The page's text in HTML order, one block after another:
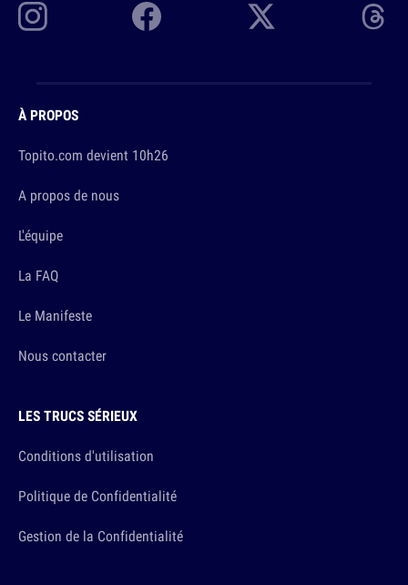
À PROPOS
Topito.com devient 10h26
A propos de nous
L'équipe
La FAQ
Le Manifeste
Nous contacter
LES TRUCS SÉRIEUX
Conditions d'utilisation
Politique de Confidentialité
Gestion de la Confidentialité